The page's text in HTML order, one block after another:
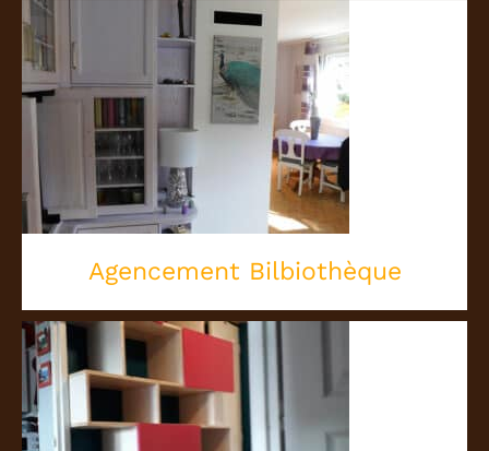
Agencement Bilbiothèque
Agencement Bilbiothèque